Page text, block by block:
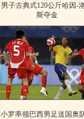
男子古典式120公斤哈因-
斯夺金
小罗率领巴西男足送国奥